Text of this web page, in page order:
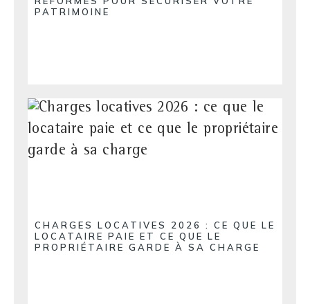
PATRIMOINE
CHARGES LOCATIVES 2026 : CE QUE LE
LOCATAIRE PAIE ET CE QUE LE
PROPRIÉTAIRE GARDE À SA CHARGE